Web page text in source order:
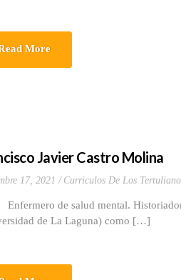
More
Javier Castro Molina
17, 2021 Curriculos De Los
de salud mental. Historiador
de La Laguna) como […]